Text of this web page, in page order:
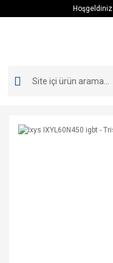
Hoşgeldiniz